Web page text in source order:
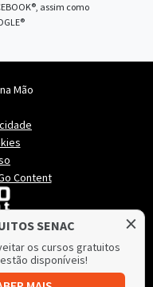
SENAC
os cursos gratuitos
disponíveis!
×
assim como
Mão
Content